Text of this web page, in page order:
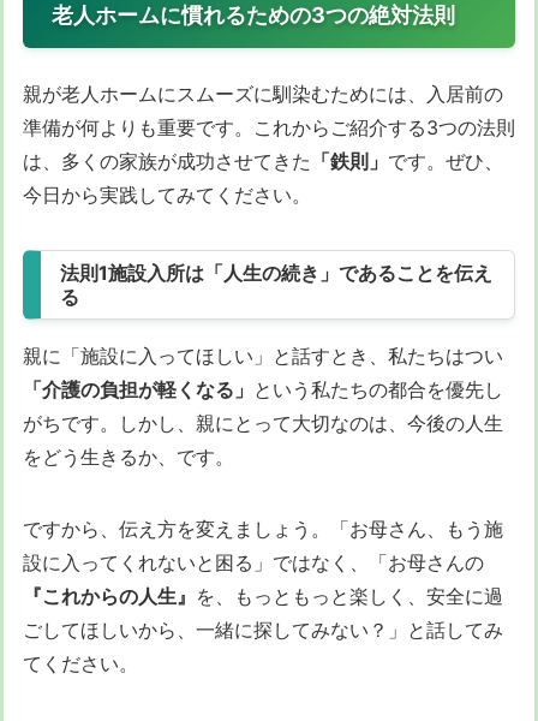
老人ホームに慣れるための3つの絶対法則
親が老人ホームにスムーズに馴染むためには、入居前の
準備が何よりも重要です。これからご紹介する3つの法則
は、多くの家族が成功させてきた 「鉄則」 です。ぜひ、
今日から実践してみてください。
法則1施設入所は「人生の続き」であることを伝え
る
親に「施設に入ってほしい」と話すとき、私たちはつい
「介護の負担が軽くなる」 という私たちの都合を優先し
がちです。しかし、親にとって大切なのは、今後の人生
をどう生きるか、です。
ですから、伝え方を変えましょう。「お母さん、もう施
設に入ってくれないと困る」ではなく、「お母さんの
『これからの人生』 を、もっともっと楽しく、安全に過
ごしてほしいから、一緒に探してみない？」と話してみ
てください。